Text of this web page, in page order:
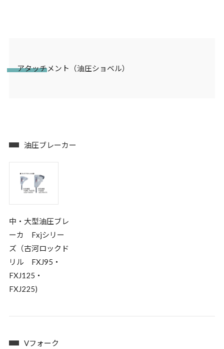
アタッチメント（油圧ショベル）
油圧ブレーカー
中・大型油圧ブレ
ーカ Fxjシリー
ズ（古河ロックド
リル FXJ95・
FXJ125・
FXJ225)
Vフォーク